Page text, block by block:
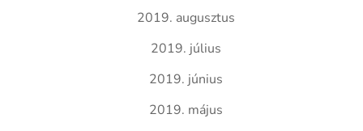
2019. augusztus
2019. július
2019. június
2019. május